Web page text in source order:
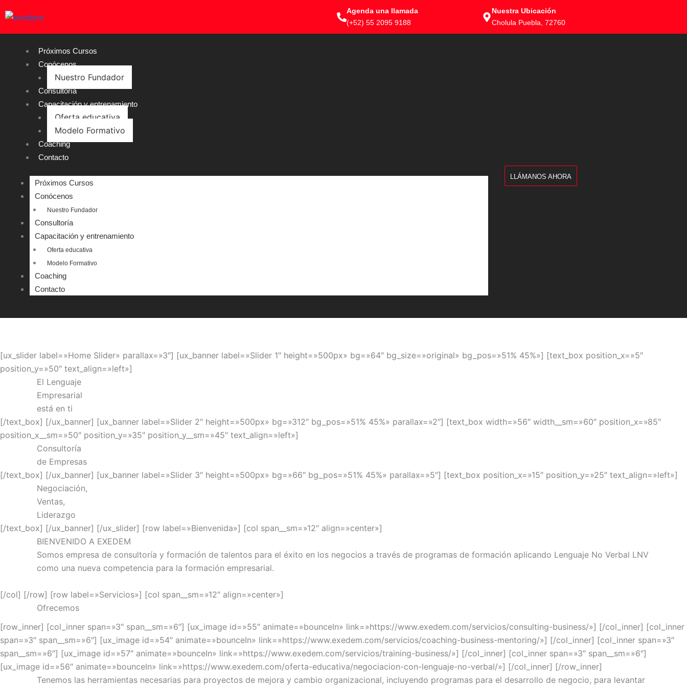
Agenda una llamada
(+52) 55 2095 9188
Nuestra Ubicación
Cholula Puebla, 72760
Próximos Cursos
Conócenos
Nuestro Fundador
Consultoría
Capacitación y entrenamiento
Oferta educativa
Modelo Formativo
Coaching
Contacto
Próximos Cursos
Conócenos
Nuestro Fundador
Consultoría
Capacitación y entrenamiento
Oferta educativa
Modelo Formativo
Coaching
Contacto
LLÁMANOS AHORA
[ux_slider label=»Home Slider» parallax=»3″] [ux_banner label=»Slider 1″ height=»500px» bg=»64″ bg_size=»original» bg_pos=»51% 45%»] [text_box position_x=»5″
position_y=»50″ text_align=»left»]
El Lenguaje
Empresarial
está en ti
[/text_box] [/ux_banner] [ux_banner label=»Slider 2″ height=»500px» bg=»312″ bg_pos=»51% 45%» parallax=»2″] [text_box width=»56″ width__sm=»60″ position_x=»85″
position_x__sm=»50″ position_y=»35″ position_y__sm=»45″ text_align=»left»]
Consultoría
de Empresas
[/text_box] [/ux_banner] [ux_banner label=»Slider 3″ height=»500px» bg=»66″ bg_pos=»51% 45%» parallax=»5″] [text_box position_x=»15″ position_y=»25″ text_align=»left»]
Negociación,
Ventas,
Liderazgo
[/text_box] [/ux_banner] [/ux_slider] [row label=»Bienvenida»] [col span__sm=»12″ align=»center»]
BIENVENIDO A EXEDEM
Somos empresa de consultoría y formación de talentos para el éxito en los negocios a través de programas de formación aplicando Lenguaje No Verbal LNV
como una nueva competencia para la formación empresarial.
[/col] [/row] [row label=»Servicios»] [col span__sm=»12″ align=»center»]
Ofrecemos
[row_inner] [col_inner span=»3″ span__sm=»6″] [ux_image id=»55″ animate=»bounceIn» link=»https://www.exedem.com/servicios/consulting-business/»] [/col_inner] [col_inner
span=»3″ span__sm=»6″] [ux_image id=»54″ animate=»bounceIn» link=»https://www.exedem.com/servicios/coaching-business-mentoring/»] [/col_inner] [col_inner span=»3″
span__sm=»6″] [ux_image id=»57″ animate=»bounceIn» link=»https://www.exedem.com/servicios/training-business/»] [/col_inner] [col_inner span=»3″ span__sm=»6″]
[ux_image id=»56″ animate=»bounceIn» link=»https://www.exedem.com/oferta-educativa/negociacion-con-lenguaje-no-verbal/»] [/col_inner] [/row_inner]
Tenemos las herramientas necesarias para proyectos de mejora y cambio organizacional, incluyendo programas para el desarrollo de negocio, para levantar